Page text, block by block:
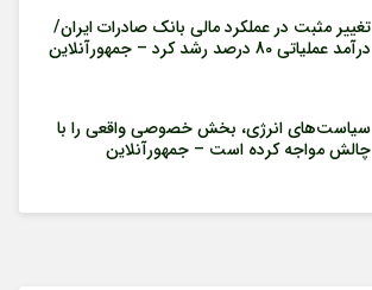
تغییر مثبت در عملکرد مالی بانک صادرات ایران/
درآمد عملیاتی 80 درصد رشد کرد – جمهورآنلاین
سیاست‌های انرژی، بخش خصوصی واقعی را با
چالش مواجه کرده است – جمهورآنلاین